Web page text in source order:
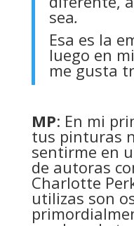
sea.
Esa es la
luego en
me gusta
MP: En mi
tus pinturas
sentirme en
de autoras
Charlotte
utilizas son